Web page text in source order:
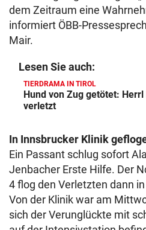
dem Zeitraum eine
informiert ÖBB-
Mair.
Lesen Sie auch:
TIERDRAMA IN TIROL
Hund von Zug getötet:
verletzt
In Innsbrucker Klinik
Ein Passant schlug sofort
Jenbacher Erste Hilfe. Der
4 flog den Verletzten dann
Von der Klinik war am
sich der Verunglückte mit